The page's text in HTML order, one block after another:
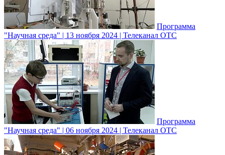
Программа
"Научная среда" | 13 ноября 2024 | Телеканал ОТС
Программа
"Научная среда" | 06 ноября 2024 | Телеканал ОТС